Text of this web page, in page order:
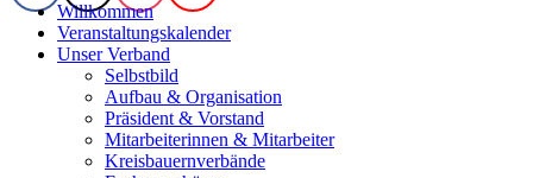
Willkommen
Veranstaltungskalender
Unser Verband
Selbstbild
Aufbau & Organisation
Präsident & Vorstand
Mitarbeiterinnen & Mitarbeiter
Kreisbauernverbände